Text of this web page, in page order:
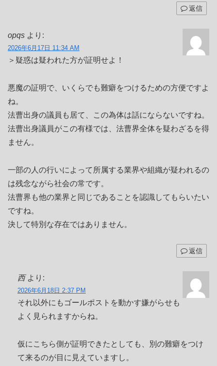
返信
opqs より:
2026年6月17日 11:34 AM
＞疑惑は疑われた方が証明せよ！
悪魔の証明で、いくらでも難癖をつけるための方便ですよ
ね。
法曹出身の議員も居て、この為体は話にならないですね。
法曹出身議員がこの有様では、法曹界全体を疑わざるを得
ません。
一部の人の行いによって所属する業界や組織が疑われるの
は残念ながら社会の常です。
法曹界も他の業界と同じであることを認識してもらいたい
ですね。
決して特別な存在ではありません。
返信
西 より:
2026年6月18日 2:37 PM
それ以外にもゴールポストを動かす嫌がらせも
よく見られますからね。
仮にこちら側が証明できたとしても、別の難癖をつけ
て来るのが目に見えていますし。